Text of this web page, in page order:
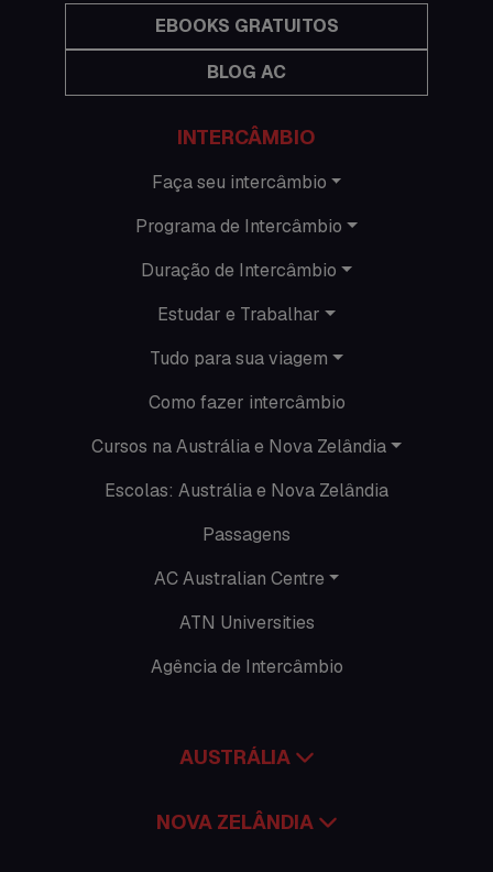
Hospedagem
Imigração Austrália
Informações gerais
Intercâmbio de férias
Minhas histórias na Austrália
Nova Zelândia
O que acontece na AC
Passeios
Promoções
Time Lapses
EBOOKS GRATUITOS
BLOG AC
INTERCÂMBIO
Faça seu intercâmbio
Programa de Intercâmbio
Duração de Intercâmbio
Estudar e Trabalhar
Tudo para sua viagem
Como fazer intercâmbio
Cursos na Austrália e Nova Zelândia
Escolas: Austrália e Nova Zelândia
Passagens
AC Australian Centre
ATN Universities
Agência de Intercâmbio
AUSTRÁLIA
NOVA ZELÂNDIA